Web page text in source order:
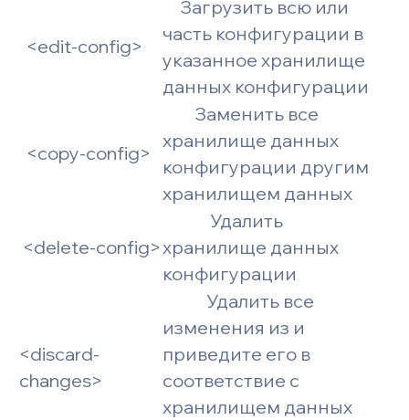
<edit-config>
Загрузить всю или
часть конфигурации в
указанное хранилище
данных конфигурации
<copy-config>
Заменить все
хранилище данных
конфигурации другим
хранилищем данных
<delete-config>
Удалить
хранилище данных
конфигурации
<discard-
changes>
Удалить все
изменения из и
приведите его в
соответствие с
хранилищем данных